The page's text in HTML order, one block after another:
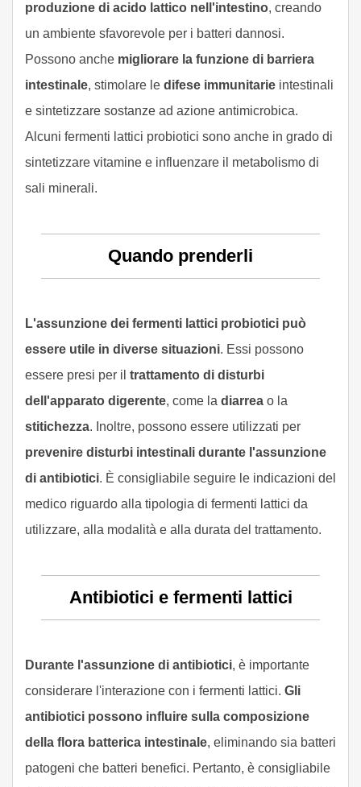
produzione di acido lattico nell'intestino, creando
un ambiente sfavorevole per i batteri dannosi.
Possono anche migliorare la funzione di barriera
intestinale, stimolare le difese immunitarie intestinali
e sintetizzare sostanze ad azione antimicrobica.
Alcuni fermenti lattici probiotici sono anche in grado di
sintetizzare vitamine e influenzare il metabolismo di
sali minerali.
Quando prenderli
L'assunzione dei fermenti lattici probiotici può
essere utile in diverse situazioni. Essi possono
essere presi per il trattamento di disturbi
dell'apparato digerente, come la diarrea o la
stitichezza. Inoltre, possono essere utilizzati per
prevenire disturbi intestinali durante l'assunzione
di antibiotici. È consigliabile seguire le indicazioni del
medico riguardo alla tipologia di fermenti lattici da
utilizzare, alla modalità e alla durata del trattamento.
Antibiotici e fermenti lattici
Durante l'assunzione di antibiotici, è importante
considerare l'interazione con i fermenti lattici. Gli
antibiotici possono influire sulla composizione
della flora batterica intestinale, eliminando sia batteri
patogeni che batteri benefici. Pertanto, è consigliabile